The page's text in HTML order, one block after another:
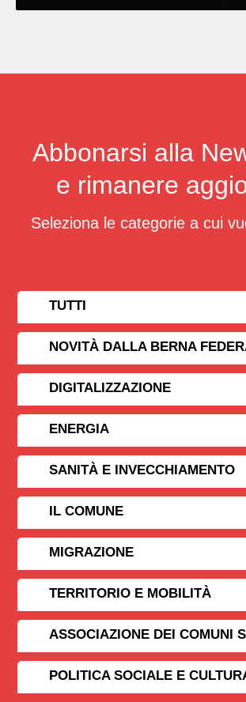
Abbonarsi alla
e rimanere
Seleziona le categorie a cui
TUTTI
NOVITÀ DALLA BERNA
DIGITALIZZAZIONE
ENERGIA
SANITÀ E INVECCHIAMENTO
IL COMUNE
MIGRAZIONE
TERRITORIO E MOBILITÀ
ASSOCIAZIONE DEI COMUNI
POLITICA SOCIALE E